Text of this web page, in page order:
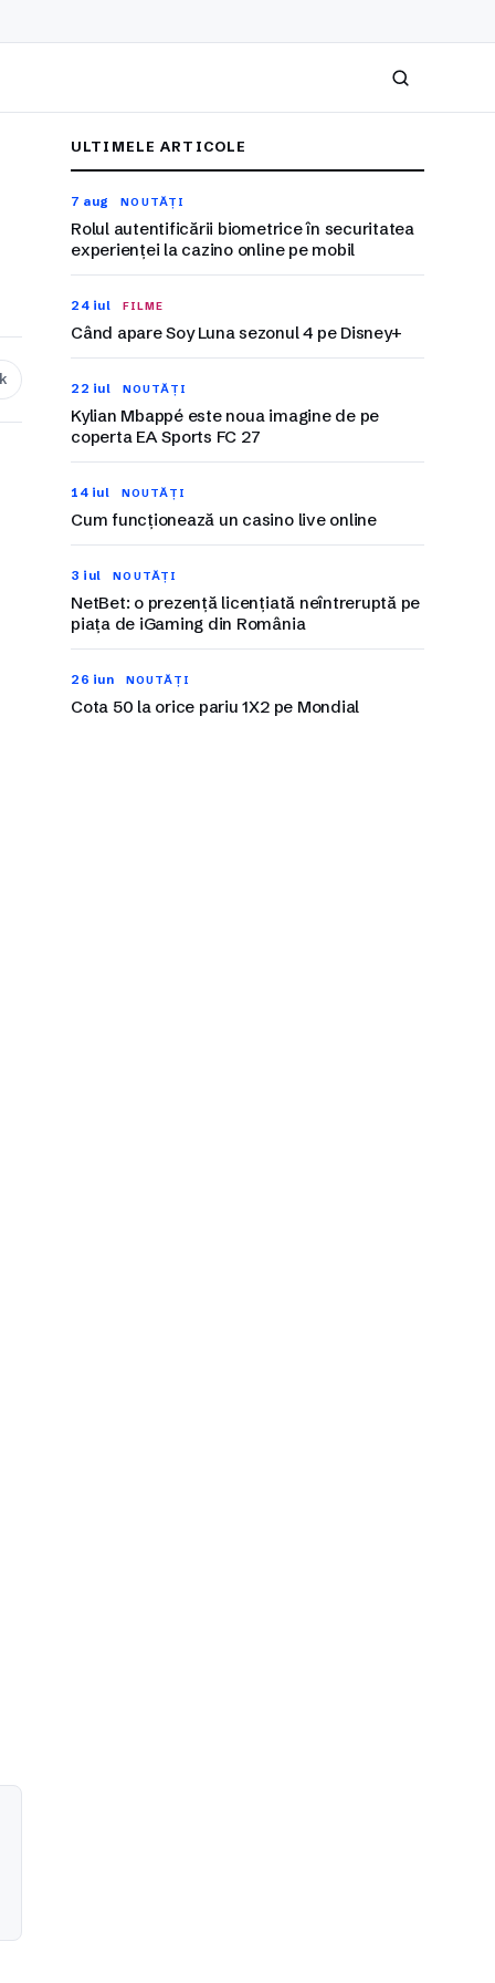
Caută
ULTIMELE ARTICOLE
7 aug NOUTĂȚI
Rolul autentificării biometrice în securitatea
experienței la cazino online pe mobil
24 iul FILME
Când apare Soy Luna sezonul 4 pe Disney+
22 iul NOUTĂȚI
Kylian Mbappé este noua imagine de pe
coperta EA Sports FC 27
14 iul NOUTĂȚI
Cum funcționează un casino live online
3 iul NOUTĂȚI
NetBet: o prezență licențiată neîntreruptă pe
piața de iGaming din România
26 iun NOUTĂȚI
Cota 50 la orice pariu 1X2 pe Mondial